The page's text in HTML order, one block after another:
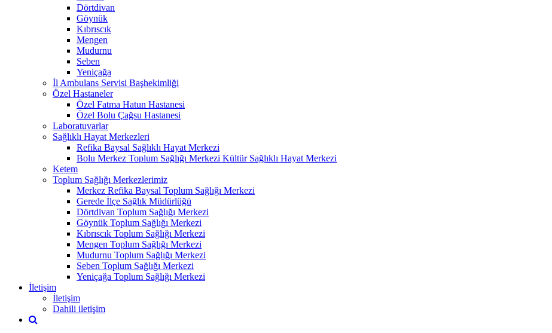
Dörtdivan
Göynük
Kıbrıscık
Mengen
Mudurnu
Seben
Yeniçağa
İl Ambulans Servisi Başhekimliği
Özel Hastaneler
Özel Fatma Hatun Hastanesi
Özel Bolu Çağsu Hastanesi
Laboratuvarlar
Sağlıklı Hayat Merkezleri
Refika Baysal Sağlıklı Hayat Merkezi
Bolu Merkez Toplum Sağlığı Merkezi Kültür Sağlıklı Hayat Merkezi
Ketem
Toplum Sağlığı Merkezlerimiz
Merkez Refika Baysal Toplum Sağlığı Merkezi
Gerede İlçe Sağlık Müdürlüğü
Dörtdivan Toplum Sağlığı Merkezi
Göynük Toplum Sağlığı Merkezi
Kıbrıscık Toplum Sağlığı Merkezi
Mengen Toplum Sağlığı Merkezi
Mudurnu Toplum Sağlığı Merkezi
Seben Toplum Sağlığı Merkezi
Yeniçağa Toplum Sağlığı Merkezi
İletişim
İletişim
Dahili iletişim